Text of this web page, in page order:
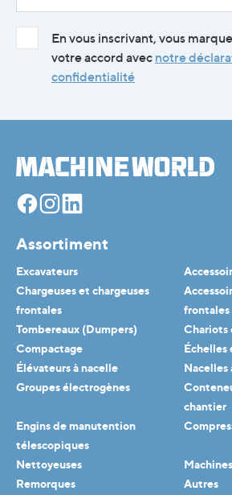
En vous inscrivant, vous
votre accord avec notre
confidentialité
FacebookInstagram
Assortiment
Excavateurs
Chargeuses et chargeuses
frontales
frontales
Tombereaux (Dumpers)
Chariots
Compactage
Échelles
Élévateurs à nacelle
Nacelles
Groupes électrogènes
chantier
Engins de manutention
télescopiques
Nettoyeuses
Remorques
Autres